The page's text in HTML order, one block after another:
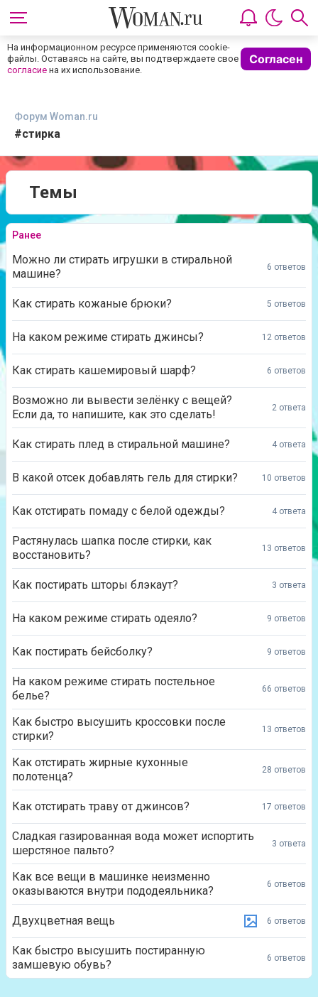
На информационном ресурсе применяются cookie-
файлы. Оставаясь на сайте, вы подтверждаете свое
согласие на их использование.
Согласен
Форум Woman.ru
#стирка
Темы
Ранее
Можно ли стирать игрушки в стиральной
машине?
6 ответов
Как стирать кожаные брюки? 5 ответов
На каком режиме стирать джинсы? 12 ответов
Как стирать кашемировый шарф? 6 ответов
Возможно ли вывести зелёнку с вещей?
Если да, то напишите, как это сделать!
2 ответа
Как стирать плед в стиральной машине? 4 ответа
В какой отсек добавлять гель для стирки? 10 ответов
Как отстирать помаду с белой одежды? 4 ответа
Растянулась шапка после стирки, как
восстановить?
13 ответов
Как постирать шторы блэкаут? 3 ответа
На каком режиме стирать одеяло? 9 ответов
Как постирать бейсболку? 9 ответов
На каком режиме стирать постельное
белье?
66 ответов
Как быстро высушить кроссовки после
стирки?
13 ответов
Как отстирать жирные кухонные
полотенца?
28 ответов
Как отстирать траву от джинсов? 17 ответов
Сладкая газированная вода может испортить
шерстяное пальто?
3 ответа
Как все вещи в машинке неизменно
оказываются внутри пододеяльника?
6 ответов
Двухцветная вещь 6 ответов
Как быстро высушить постиранную
замшевую обувь?
6 ответов